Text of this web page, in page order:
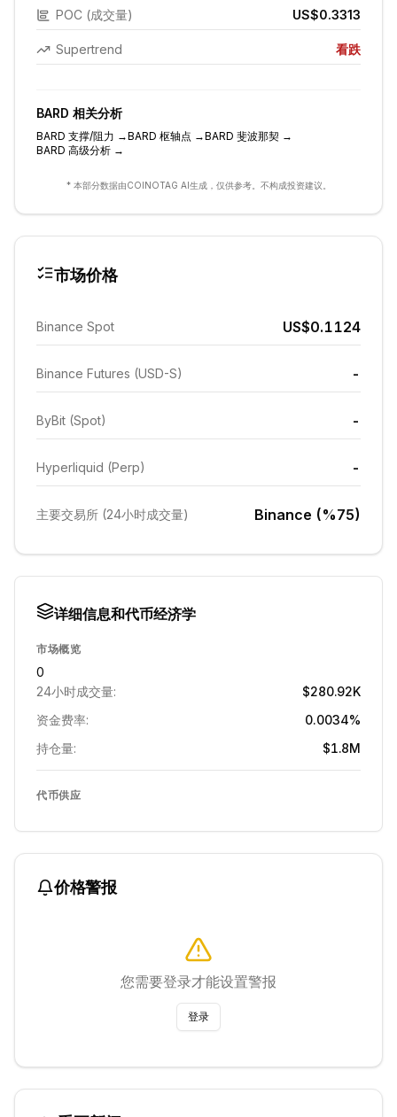
POC (成交量) US$0.3313
Supertrend 看跌
BARD 相关分析
BARD 支撑/阻力 →BARD 枢轴点 →BARD 斐波那契 →
BARD 高级分析 →
* 本部分数据由COINOTAG AI生成，仅供参考。不构成投资建议。
市场价格
Binance Spot US$0.1124
Binance Futures (USD-S) -
ByBit (Spot) -
Hyperliquid (Perp) -
主要交易所 (24小时成交量) Binance (%75)
详细信息和代币经济学
市场概览
0
24小时成交量:
$280.92K
资金费率:
0.0034%
持仓量:
$1.8M
代币供应
价格警报
您需要登录才能设置警报
登录